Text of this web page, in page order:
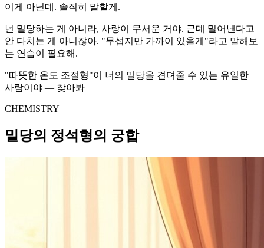
이게 아닌데. 솔직히 말할게.
넌 밀당하는 게 아니라, 사랑이 무서운 거야. 근데 밀어낸다고
안 다치는 게 아니잖아. "무섭지만 가까이 있을게"라고 말해보
는 연습이 필요해.
"따뜻한 온도 조절형"이 너의 밀당을 견뎌줄 수 있는 유일한
사람이야 — 찾아봐
CHEMISTRY
밀당의 정석형의 궁합